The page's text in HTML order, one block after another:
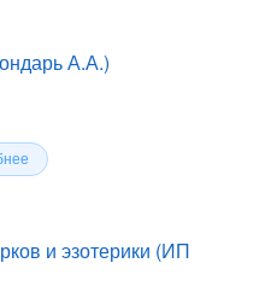
А.А.)
и эзотерики (ИП